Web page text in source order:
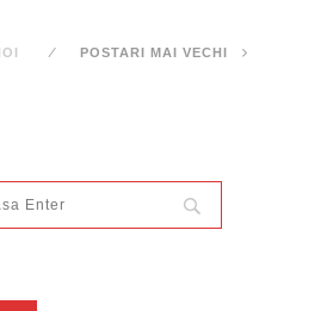
POSTARI MAI VECHI